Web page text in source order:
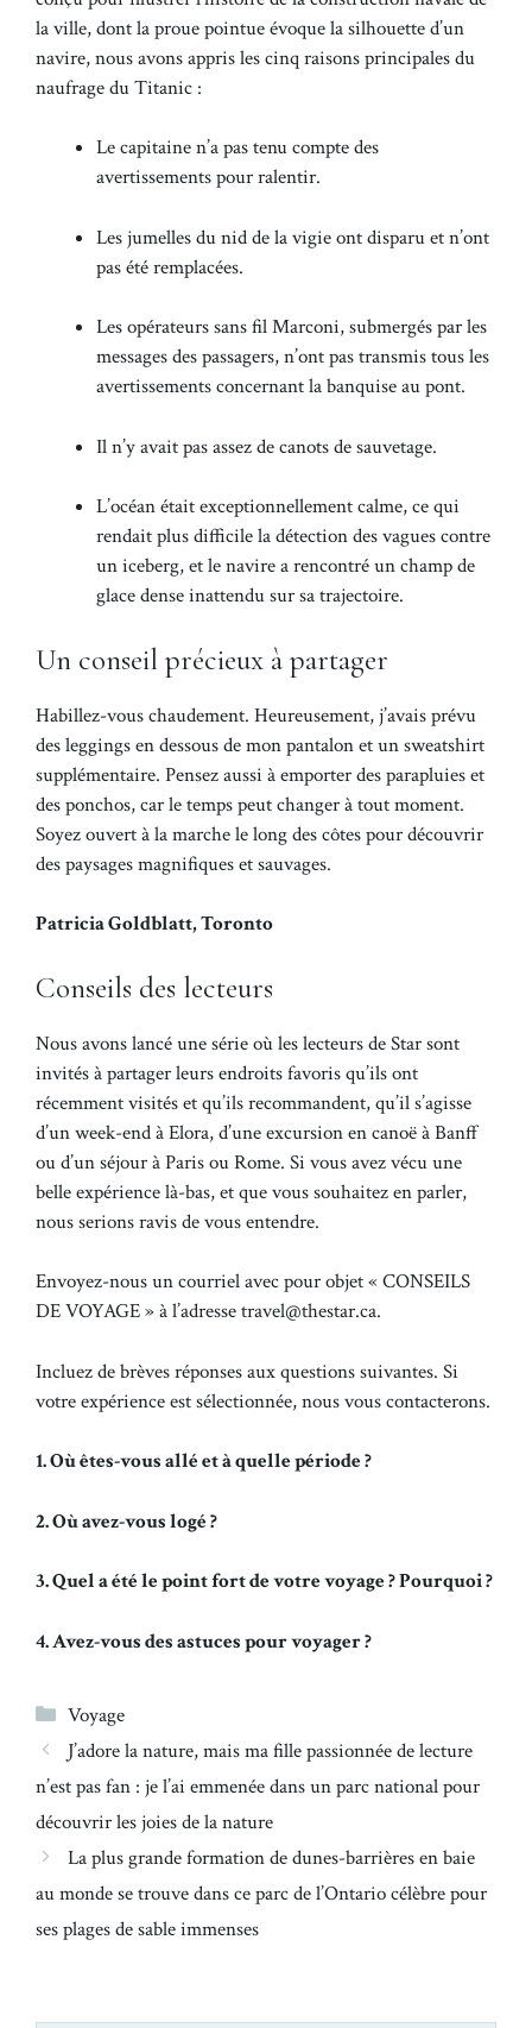
la ville, dont la proue pointue évoque la silhouette d’un
navire, nous avons appris les cinq raisons principales du
naufrage du Titanic :
Le capitaine n’a pas tenu compte des
avertissements pour ralentir.
Les jumelles du nid de la vigie ont disparu et n’ont
pas été remplacées.
Les opérateurs sans fil Marconi, submergés par les
messages des passagers, n’ont pas transmis tous les
avertissements concernant la banquise au pont.
Il n’y avait pas assez de canots de sauvetage.
L’océan était exceptionnellement calme, ce qui
rendait plus difficile la détection des vagues contre
un iceberg, et le navire a rencontré un champ de
glace dense inattendu sur sa trajectoire.
Un conseil précieux à partager
Habillez-vous chaudement. Heureusement, j’avais prévu
des leggings en dessous de mon pantalon et un sweatshirt
supplémentaire. Pensez aussi à emporter des parapluies et
des ponchos, car le temps peut changer à tout moment.
Soyez ouvert à la marche le long des côtes pour découvrir
des paysages magnifiques et sauvages.
Patricia Goldblatt, Toronto
Conseils des lecteurs
Nous avons lancé une série où les lecteurs de Star sont
invités à partager leurs endroits favoris qu’ils ont
récemment visités et qu’ils recommandent, qu’il s’agisse
d’un week-end à Elora, d’une excursion en canoë à Banff
ou d’un séjour à Paris ou Rome. Si vous avez vécu une
belle expérience là-bas, et que vous souhaitez en parler,
nous serions ravis de vous entendre.
Envoyez-nous un courriel avec pour objet « CONSEILS
DE VOYAGE » à l’adresse travel@thestar.ca.
Incluez de brèves réponses aux questions suivantes. Si
votre expérience est sélectionnée, nous vous contacterons.
1. Où êtes-vous allé et à quelle période ?
2. Où avez-vous logé ?
3. Quel a été le point fort de votre voyage ? Pourquoi ?
4. Avez-vous des astuces pour voyager ?
Catégories
Voyage
J’adore la nature, mais ma fille passionnée de lecture
n’est pas fan : je l’ai emmenée dans un parc national pour
découvrir les joies de la nature
La plus grande formation de dunes-barrières en baie
au monde se trouve dans ce parc de l’Ontario célèbre pour
ses plages de sable immenses